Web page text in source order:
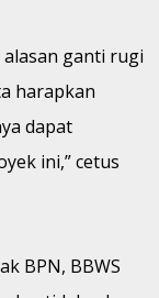
ganti rugi
harapkan
dapat
ini,” cetus
BPN, BBWS